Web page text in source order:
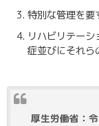
特別な管理を要
リハビリテー
症並びにそれら
厚生労働省：